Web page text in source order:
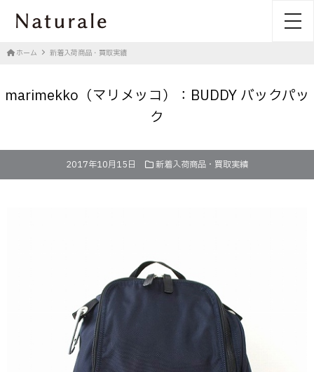
ホーム 新着入荷商品・買取実績
marimekko（マリメッコ）：BUDDY バックパッ
ク
2017年10月15日 新着入荷商品・買取実績